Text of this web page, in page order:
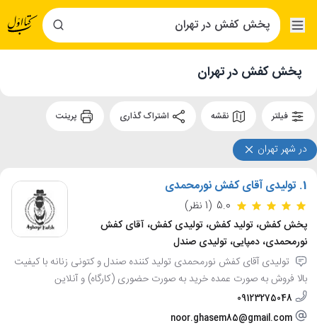
پخش کفش در تهران
فیلتر نقشه
در شهر تهران
1. تولیدی آقای کفش نورمحمدی
5.0 (1 نظر)
پخش کفش، تولید کفش، تولیدی کفش، آقای کفش
نورمحمدی، دمپایی، تولیدی صندل
تولیدی آقای کفش نورمحمدی تولید کننده صندل و کتونی زنانه با کیفیت
بالا فروش به صورت عمده خرید به صورت حضوری (کارگاه) و آنلاین
09123275048
noor.ghasem85@gmail.com